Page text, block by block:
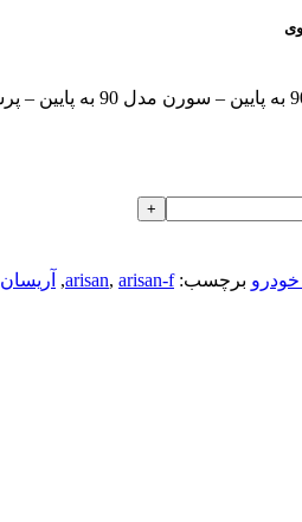
خودرو برچسب: arisan, arisan-f
, آریسان